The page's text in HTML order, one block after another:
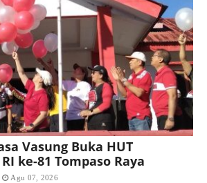
Vasung Buka HUT
ke-81 Tompaso Raya
Agu 07, 2026